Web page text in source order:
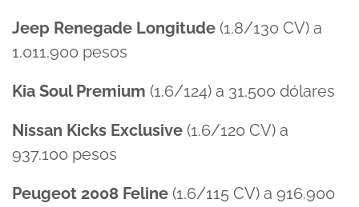
Jeep Renegade Longitude (1.8/130 CV) a
1.011.900 pesos
Kia Soul Premium (1.6/124) a 31.500 dólares
Nissan Kicks Exclusive (1.6/120 CV) a
937.100 pesos
Peugeot 2008 Feline (1.6/115 CV) a 916.900